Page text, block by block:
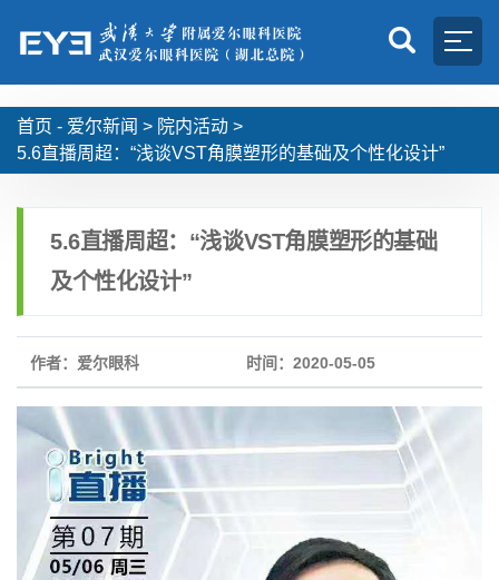
首页 - 爱尔新闻 > 院内活动 >
5.6直播周超：“浅谈VST角膜塑形的基础及个性化设计”
5.6直播周超：“浅谈VST角膜塑形的基础
及个性化设计”
作者：爱尔眼科 时间：2020-05-05